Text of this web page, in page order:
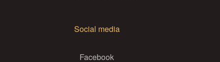
Social media
Facebook